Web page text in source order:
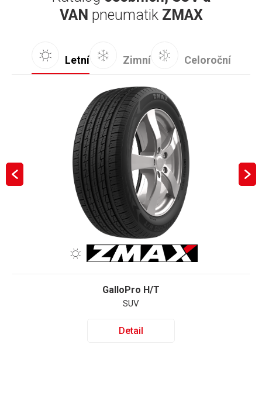
VAN pneumatik ZMAX
Letní Zimní Celoroční
GalloPro H/T
SUV
Detail